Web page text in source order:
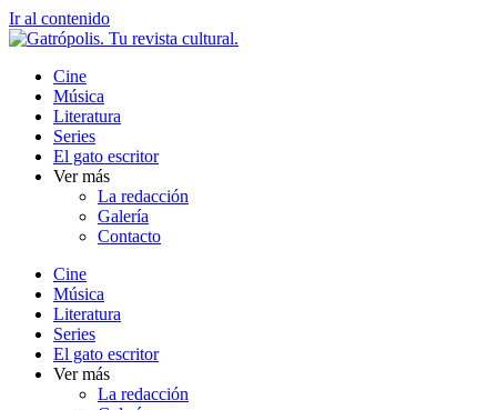
Ir al contenido
Cine
Música
Literatura
Series
El gato escritor
Ver más
La redacción
Galería
Contacto
Cine
Música
Literatura
Series
El gato escritor
Ver más
La redacción